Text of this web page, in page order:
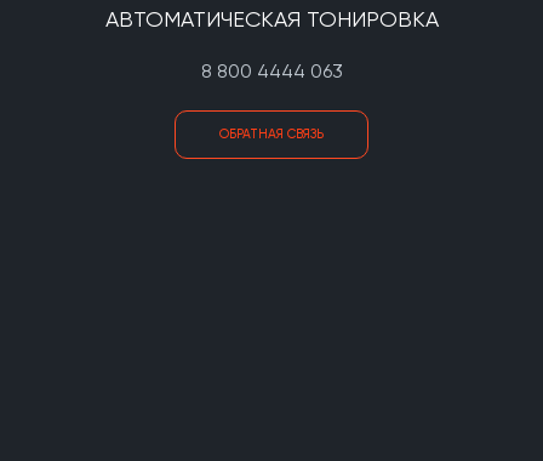
АВТОМАТИЧЕСКАЯ ТОНИРОВКА
8 800 4444 063
ОБРАТНАЯ СВЯЗЬ